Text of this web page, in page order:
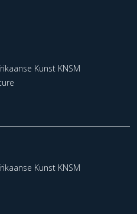
Kunst KNSM
Kunst KNSM